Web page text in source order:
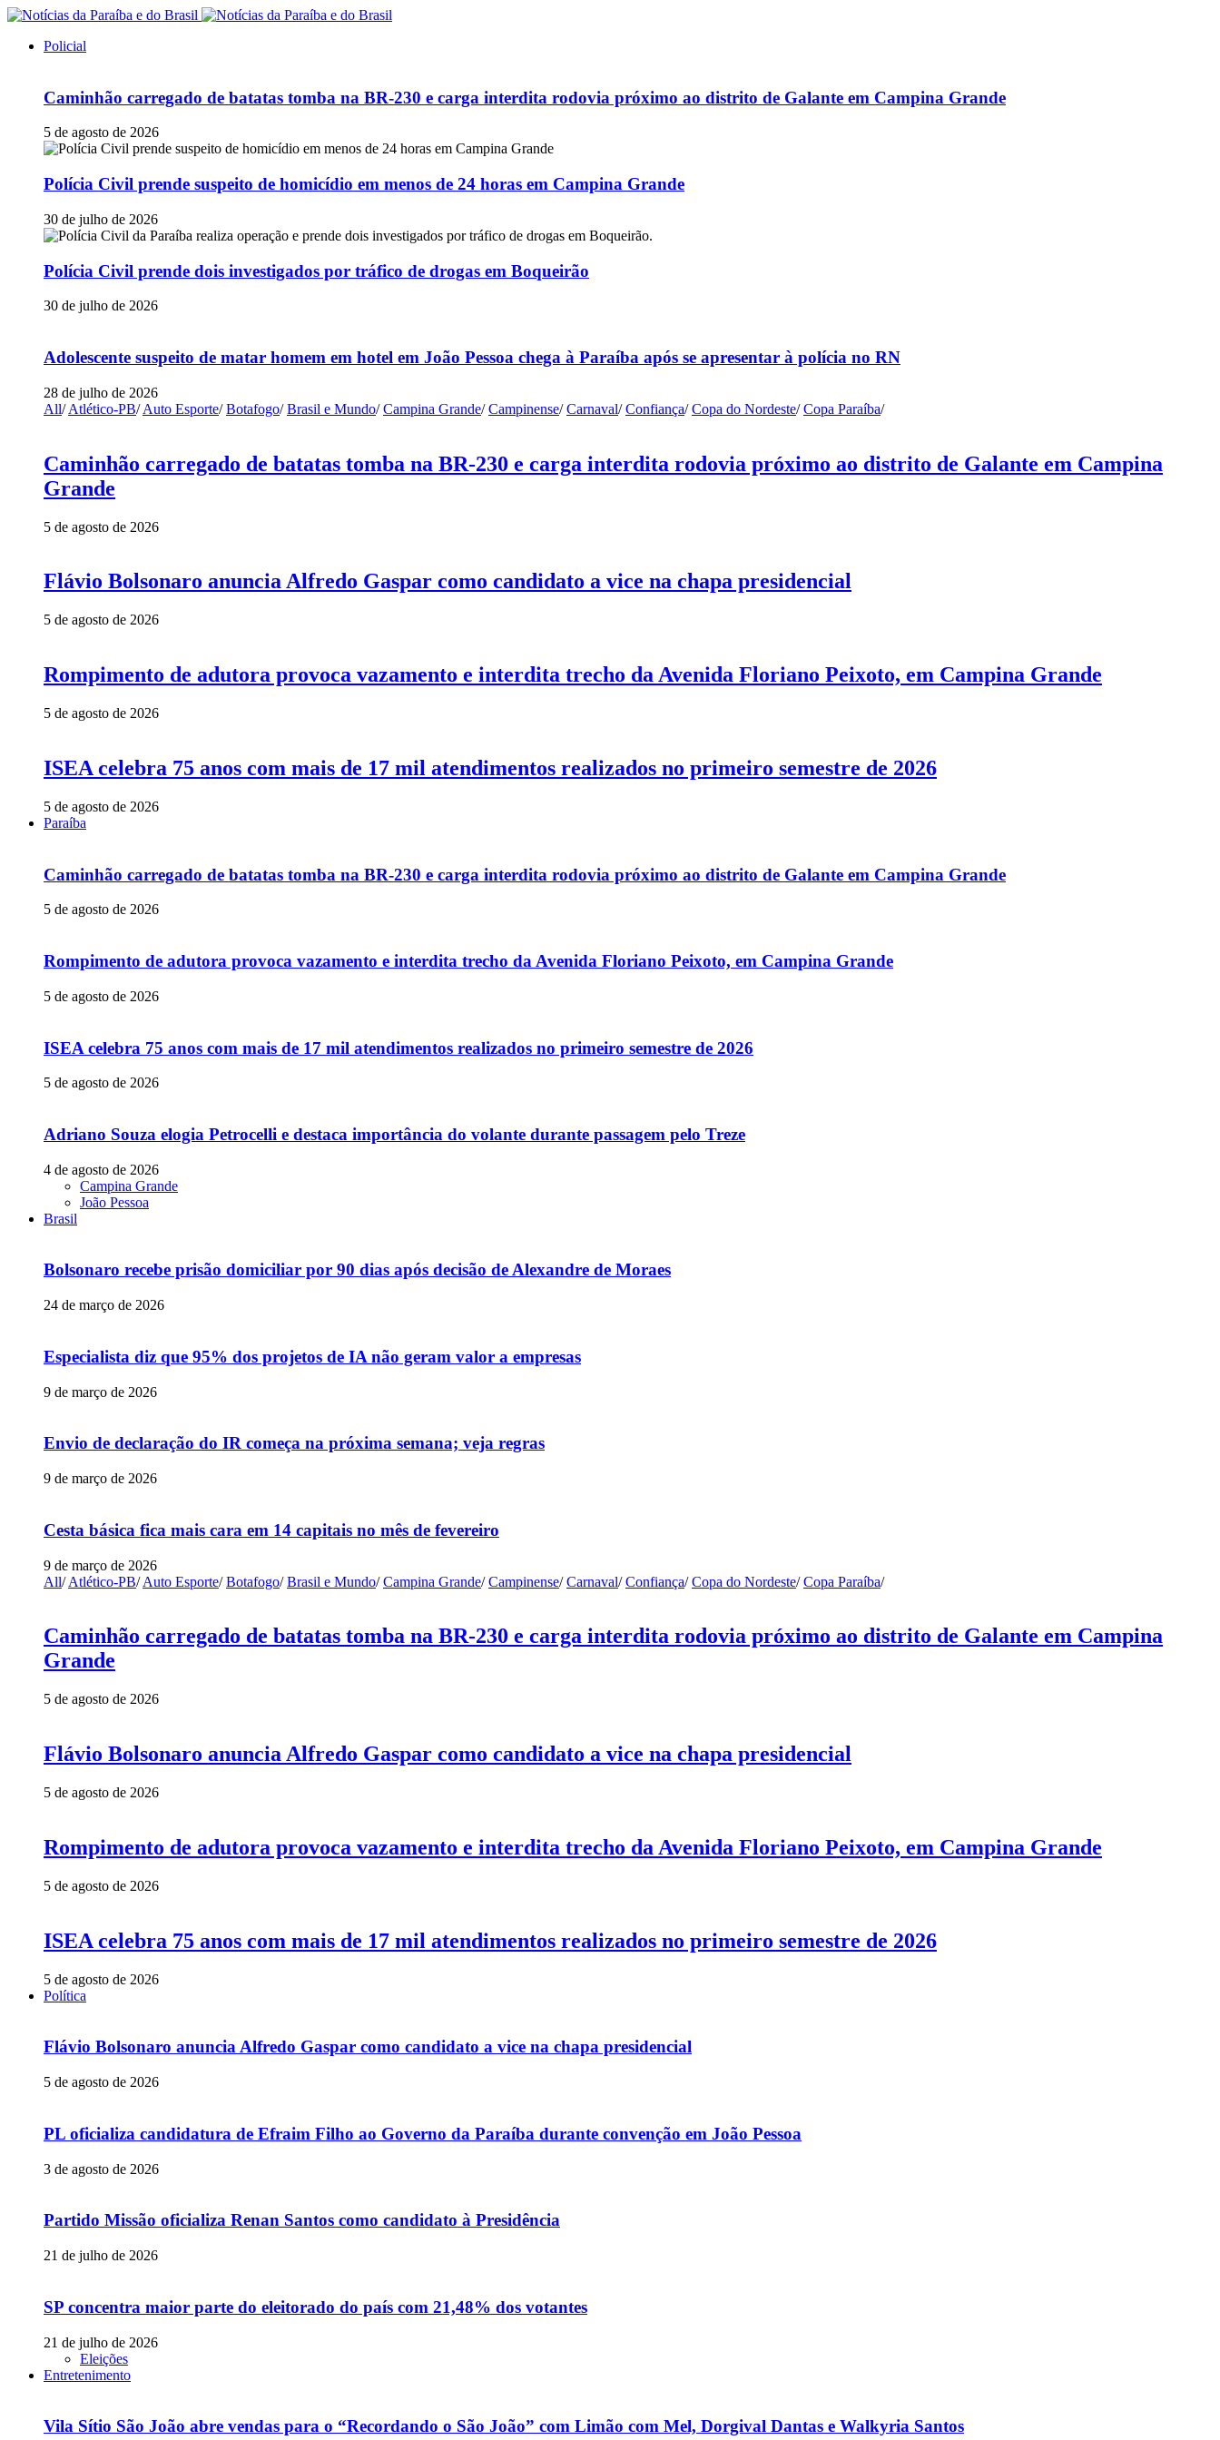
Policial
Caminhão carregado de batatas tomba na BR-230 e carga interdita rodovia próximo ao distrito de Galante em Campina Grande
5 de agosto de 2026
Polícia Civil prende suspeito de homicídio em menos de 24 horas em Campina Grande
30 de julho de 2026
Polícia Civil prende dois investigados por tráfico de drogas em Boqueirão
30 de julho de 2026
Adolescente suspeito de matar homem em hotel em João Pessoa chega à Paraíba após se apresentar à polícia no RN
28 de julho de 2026
All/ Atlético-PB/ Auto Esporte/ Botafogo/ Brasil e Mundo/ Campina Grande/ Campinense/ Carnaval/ Confiança/ Copa do Nordeste/ Copa Paraíba/
Caminhão carregado de batatas tomba na BR-230 e carga interdita rodovia próximo ao distrito de Galante em Campina
Grande
5 de agosto de 2026
Flávio Bolsonaro anuncia Alfredo Gaspar como candidato a vice na chapa presidencial
5 de agosto de 2026
Rompimento de adutora provoca vazamento e interdita trecho da Avenida Floriano Peixoto, em Campina Grande
5 de agosto de 2026
ISEA celebra 75 anos com mais de 17 mil atendimentos realizados no primeiro semestre de 2026
5 de agosto de 2026
Paraíba
Caminhão carregado de batatas tomba na BR-230 e carga interdita rodovia próximo ao distrito de Galante em Campina Grande
5 de agosto de 2026
Rompimento de adutora provoca vazamento e interdita trecho da Avenida Floriano Peixoto, em Campina Grande
5 de agosto de 2026
ISEA celebra 75 anos com mais de 17 mil atendimentos realizados no primeiro semestre de 2026
5 de agosto de 2026
Adriano Souza elogia Petrocelli e destaca importância do volante durante passagem pelo Treze
4 de agosto de 2026
Campina Grande
João Pessoa
Brasil
Bolsonaro recebe prisão domiciliar por 90 dias após decisão de Alexandre de Moraes
24 de março de 2026
Especialista diz que 95% dos projetos de IA não geram valor a empresas
9 de março de 2026
Envio de declaração do IR começa na próxima semana; veja regras
9 de março de 2026
Cesta básica fica mais cara em 14 capitais no mês de fevereiro
9 de março de 2026
All/ Atlético-PB/ Auto Esporte/ Botafogo/ Brasil e Mundo/ Campina Grande/ Campinense/ Carnaval/ Confiança/ Copa do Nordeste/ Copa Paraíba/
Caminhão carregado de batatas tomba na BR-230 e carga interdita rodovia próximo ao distrito de Galante em Campina
Grande
5 de agosto de 2026
Flávio Bolsonaro anuncia Alfredo Gaspar como candidato a vice na chapa presidencial
5 de agosto de 2026
Rompimento de adutora provoca vazamento e interdita trecho da Avenida Floriano Peixoto, em Campina Grande
5 de agosto de 2026
ISEA celebra 75 anos com mais de 17 mil atendimentos realizados no primeiro semestre de 2026
5 de agosto de 2026
Política
Flávio Bolsonaro anuncia Alfredo Gaspar como candidato a vice na chapa presidencial
5 de agosto de 2026
PL oficializa candidatura de Efraim Filho ao Governo da Paraíba durante convenção em João Pessoa
3 de agosto de 2026
Partido Missão oficializa Renan Santos como candidato à Presidência
21 de julho de 2026
SP concentra maior parte do eleitorado do país com 21,48% dos votantes
21 de julho de 2026
Eleições
Entretenimento
Vila Sítio São João abre vendas para o “Recordando o São João” com Limão com Mel, Dorgival Dantas e Walkyria Santos